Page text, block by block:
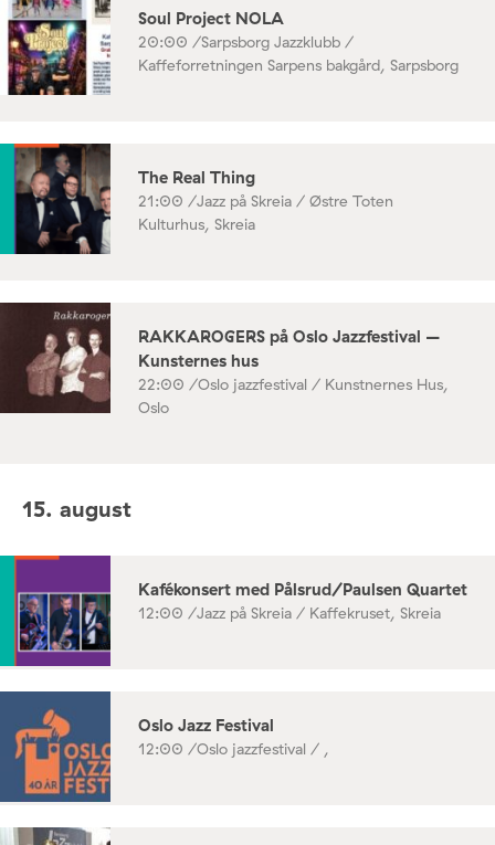
Soul Project NOLA
20:00 /Sarpsborg Jazzklubb /
Kaffeforretningen Sarpens bakgård, Sarpsborg
The Real Thing
21:00 /Jazz på Skreia / Østre Toten
Kulturhus, Skreia
RAKKAROGERS på Oslo Jazzfestival –
Kunsternes hus
22:00 /Oslo jazzfestival / Kunstnernes Hus,
Oslo
15. august
Kafékonsert med Pålsrud/Paulsen Quartet
12:00 /Jazz på Skreia / Kaffekruset, Skreia
Oslo Jazz Festival
12:00 /Oslo jazzfestival / ,